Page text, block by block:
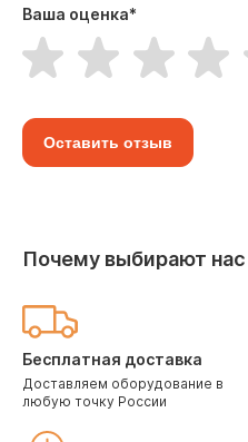
Ваша оценка*
Оставить отзыв
Почему выбирают нас
Бесплатная доставка
Доставляем оборудование в
любую точку России